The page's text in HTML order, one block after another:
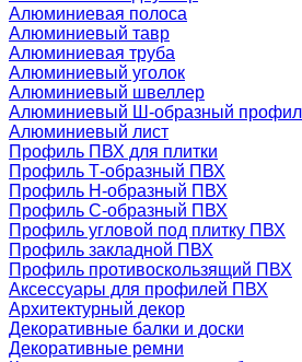
Алюминиевая полоса
Алюминиевый тавр
Алюминиевая труба
Алюминиевый уголок
Алюминиевый швеллер
Алюминиевый Ш-образный
Алюминиевый лист
Профиль ПВХ для плитки
Профиль Т-образный ПВХ
Профиль H-образный ПВХ
Профиль C-образный ПВХ
Профиль угловой под плитку ПВХ
Профиль закладной ПВХ
Профиль противоскользящий ПВХ
Аксессуары для профилей ПВХ
Архитектурный декор
Декоративные балки и доски
Декоративные ремни